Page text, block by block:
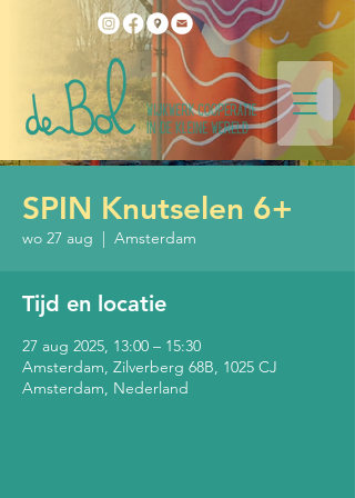
SPIN Knutselen 6+
wo 27 aug
  |
Amsterdam
Tijd en locatie
27 aug 2025, 13:00 – 15:30
Amsterdam, Zilverberg 68B, 1025 CJ
Amsterdam, Nederland